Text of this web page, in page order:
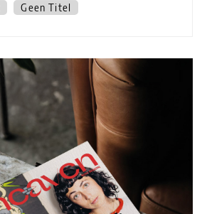
Geen Titel